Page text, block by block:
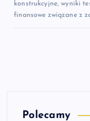
konstrukcyjne, wyniki
finansowe związane z
Polecamy